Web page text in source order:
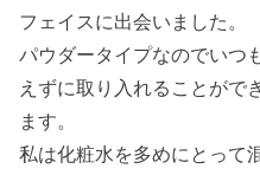
フェイスに出会いました。
パウダータイプなのでいつ
えずに取り入れることがで
ます。
私は化粧水を多めにとって